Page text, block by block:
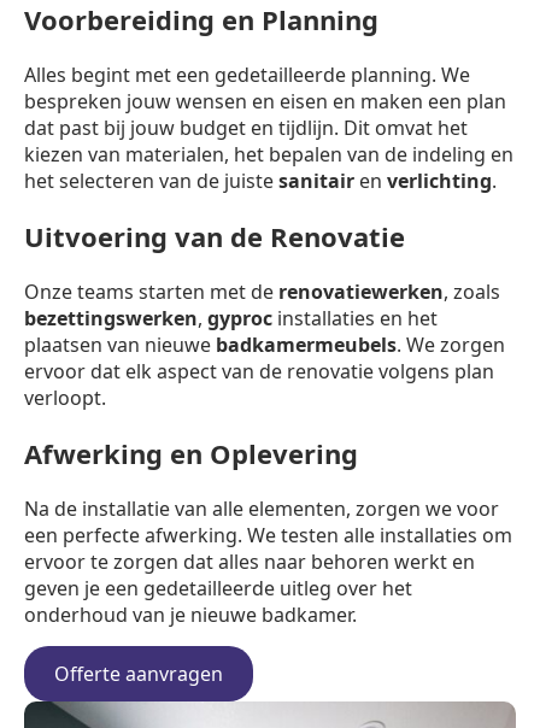
Voorbereiding en Planning
Alles begint met een gedetailleerde planning. We
bespreken jouw wensen en eisen en maken een plan
dat past bij jouw budget en tijdlijn. Dit omvat het
kiezen van materialen, het bepalen van de indeling en
het selecteren van de juistesanitair en verlichting.
Uitvoering van de Renovatie
Onze teams starten met de renovatiewerken, zoals
bezettingswerken, gyproc installaties en het
plaatsen van nieuwe badkamermeubels. We zorgen
ervoor dat elk aspect van de renovatie volgens plan
verloopt.
Afwerking en Oplevering
Na de installatie van alle elementen, zorgen we voor
een perfecte afwerking. We testen alle installaties om
ervoor te zorgen dat alles naar behoren werkt en
geven je een gedetailleerde uitleg over het
onderhoud van je nieuwe badkamer.
Offerte aanvragen